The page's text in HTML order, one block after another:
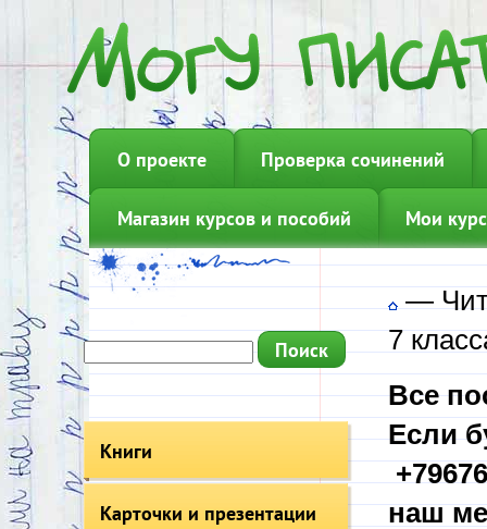
О проекте Проверка сочинений
Магазин курсов и пособий Мои
Книги
Карточки и презентации
—
7
Все
Если
наш